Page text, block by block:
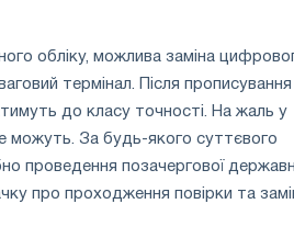
обліку, можлива заміна
термінал. Після прописування
до класу точності. На жаль у
можуть. За будь-якого суттєвого
проведення позачергової
про проходження повірки та